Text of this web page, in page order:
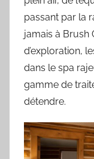
passant par la
jamais à Brush
d’exploration,
dans le spa
gamme de
détendre.